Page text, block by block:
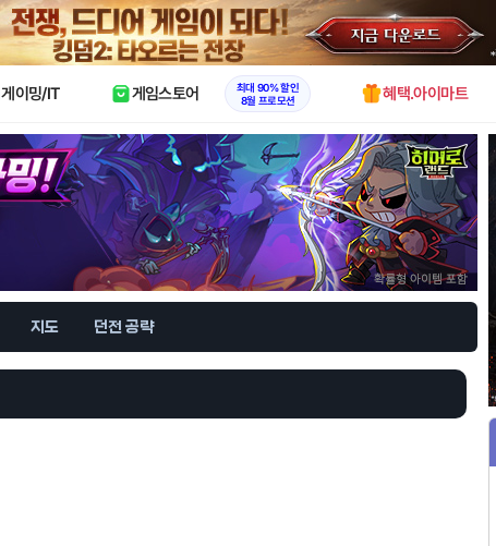
X
게이밍/IT 게임스토어
최대 90% 할인
8월 프로모션
혜택.아이마트
지도 던전 공략